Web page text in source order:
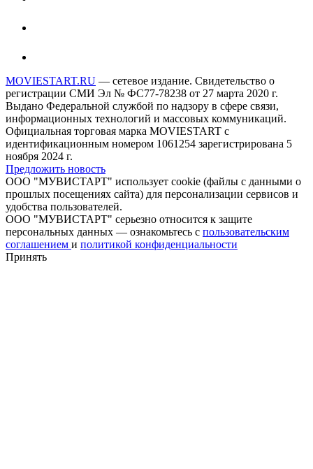
MOVIESTART.RU — сетевое издание. Свидетельство о
регистрации СМИ Эл № ФС77-78238 от 27 марта 2020 г.
Выдано Федеральной службой по надзору в сфере связи,
информационных технологий и массовых коммуникаций.
Официальная торговая марка MOVIESTART с
идентификационным номером 1061254 зарегистрирована 5
ноября 2024 г.
Предложить новость
ООО "МУВИСТАРТ" использует cookie (файлы с данными о
прошлых посещениях сайта) для персонализации сервисов и
удобства пользователей.
ООО "МУВИСТАРТ" серьезно относится к защите
персональных данных — ознакомьтесь с пользовательским
соглашением и политикой конфиденциальности
Принять